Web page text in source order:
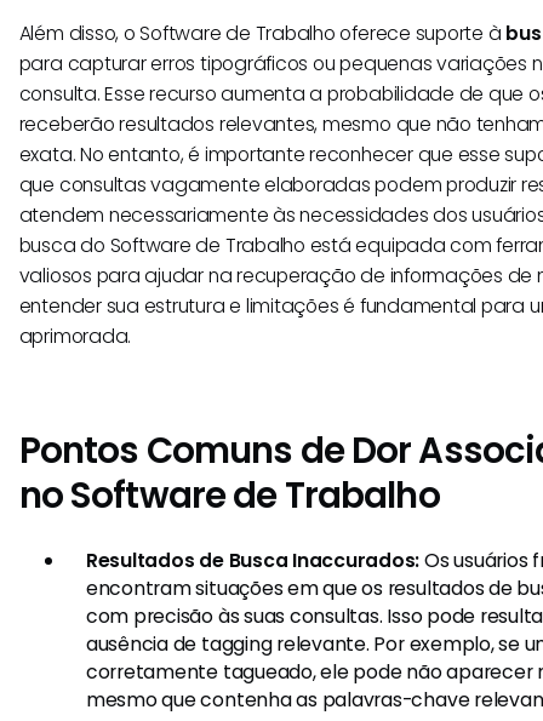
Além disso, o Software de Trabalho oferece suporte à
para capturar erros tipográficos ou pequenas variações
consulta. Esse recurso aumenta a probabilidade de que
receberão resultados relevantes, mesmo que não
exata. No entanto, é importante reconhecer que esse
que consultas vagamente elaboradas podem produzir
atendem necessariamente às necessidades dos
busca do Software de Trabalho está equipada com
valiosos para ajudar na recuperação de informações de
entender sua estrutura e limitações é fundamental para
aprimorada.
Pontos Comuns de Dor
no Software de Trabalho
Resultados de Busca Inaccurados:Os usuários
encontram situações em que os resultados de
com precisão às suas consultas. Isso pode
ausência de tagging relevante. Por exemplo, se
corretamente tagueado, ele pode não aparecer
mesmo que contenha as palavras-chave